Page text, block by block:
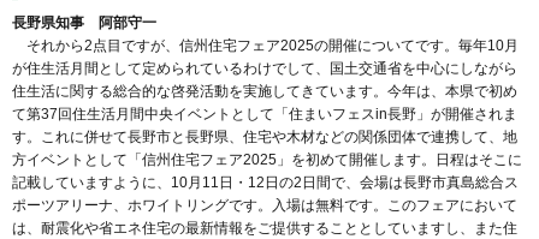
長野県知事 阿部守一
それから2点目ですが、信州住宅フェア2025の開催についてです。毎年10月
が住生活月間として定められているわけでして、国土交通省を中心にしながら
住生活に関する総合的な啓発活動を実施してきています。今年は、本県で初め
て第37回住生活月間中央イベントとして「住まいフェスin長野」が開催されま
す。これに併せて長野市と長野県、住宅や木材などの関係団体で連携して、地
方イベントとして「信州住宅フェア2025」を初めて開催します。日程はそこに
記載していますように、10月11日・12日の2日間で、会場は長野市真島総合ス
ポーツアリーナ、ホワイトリングです。入場は無料です。このフェアにおいて
は、耐震化や省エネ住宅の最新情報をご提供することとしていますし、また住